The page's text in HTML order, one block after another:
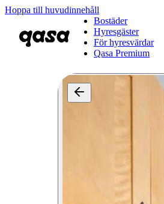
Hoppa till huvudinnehåll
Bostäder
Hyresgäster
För hyresvärdar
Qasa Premium